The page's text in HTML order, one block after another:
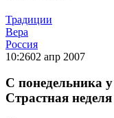
Традиции
Вера
Россия
10:2602 апр 2007
С понедельника
Страстная неделя